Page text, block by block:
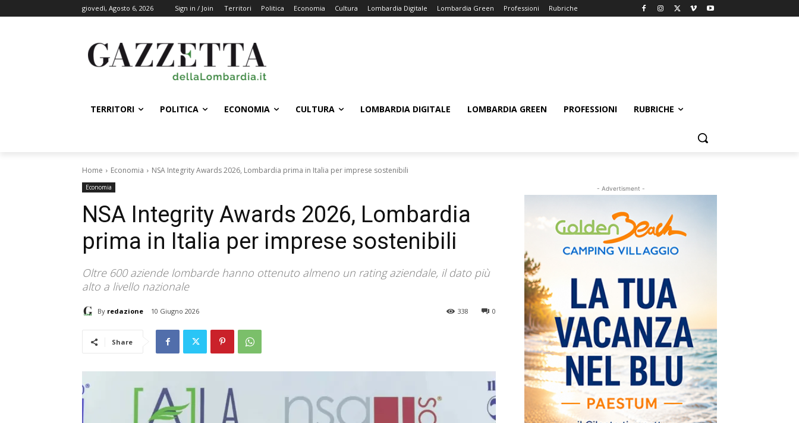
giovedì, Agosto 6, 2026 Sign in / Join Territori Politica Economia Cultura Lombardia Digitale Lombardia Green Professioni Rubriche
TERRITORI POLITICA ECONOMIA CULTURA LOMBARDIA DIGITALE LOMBARDIA GREEN PROFESSIONI RUBRICHE
Home Economia NSA Integrity Awards 2026, Lombardia prima in Italia per imprese sostenibili
Economia
NSA Integrity Awards 2026, Lombardia
prima in Italia per imprese sostenibili
Oltre 600 aziende lombarde hanno ottenuto almeno un rating aziendale, il dato più
alto a livello nazionale
By redazione 10 Giugno 2026 0
338
Share
- Advertisment -